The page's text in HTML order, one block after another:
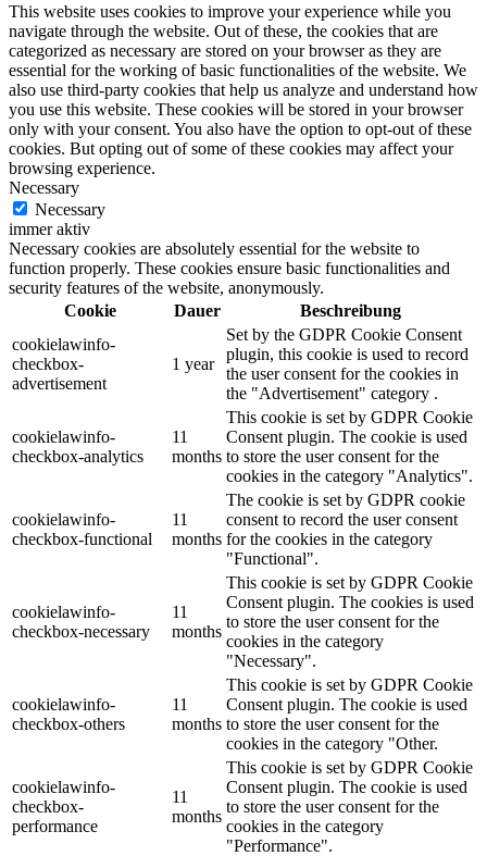
This website uses cookies to improve your experience while you
navigate through the website. Out of these, the cookies that are
categorized as necessary are stored on your browser as they are
essential for the working of basic functionalities of the website. We
also use third-party cookies that help us analyze and understand how
you use this website. These cookies will be stored in your browser
only with your consent. You also have the option to opt-out of these
cookies. But opting out of some of these cookies may affect your
browsing experience.
Necessary
Necessary
immer aktiv
Necessary cookies are absolutely essential for the website to
function properly. These cookies ensure basic functionalities and
security features of the website, anonymously.
Cookie
Dauer
Beschreibung
cookielawinfo-
checkbox-
advertisement
1 year
Set by the GDPR Cookie Consent
plugin, this cookie is used to record
the user consent for the cookies in
the "Advertisement" category .
cookielawinfo-
checkbox-analytics
11
months
This cookie is set by GDPR Cookie
Consent plugin. The cookie is used
to store the user consent for the
cookies in the category "Analytics".
cookielawinfo-
checkbox-functional
11
months
The cookie is set by GDPR cookie
consent to record the user consent
for the cookies in the category
"Functional".
cookielawinfo-
checkbox-necessary
11
months
This cookie is set by GDPR Cookie
Consent plugin. The cookies is used
to store the user consent for the
cookies in the category
"Necessary".
cookielawinfo-
checkbox-others
11
months
This cookie is set by GDPR Cookie
Consent plugin. The cookie is used
to store the user consent for the
cookies in the category "Other.
cookielawinfo-
checkbox-
performance
11
months
This cookie is set by GDPR Cookie
Consent plugin. The cookie is used
to store the user consent for the
cookies in the category
"Performance".